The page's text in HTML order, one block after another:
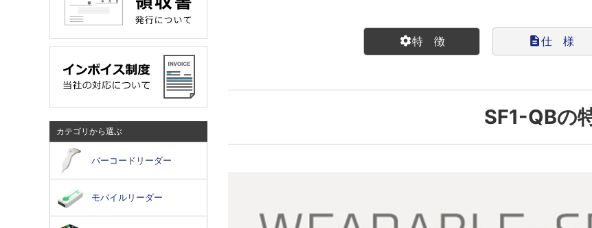
カテゴリから選ぶ
バーコードリーダー
モバイルリーダー
settings特 徴 description仕 様
SF1-QBの